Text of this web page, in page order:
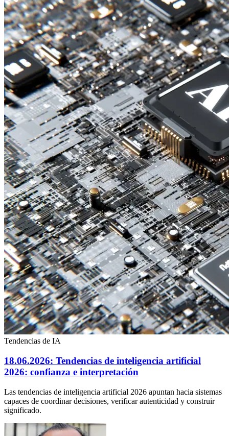
Tendencias de IA
18.06.2026: Tendencias de inteligencia artificial
2026: confianza e interpretación
Las tendencias de inteligencia artificial 2026 apuntan hacia sistemas
capaces de coordinar decisiones, verificar autenticidad y construir
significado.